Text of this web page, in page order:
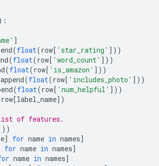
]
(float(row[ 'star_rating' ]))
(float(row[ 'word_count' ]))
(float(row[ 'is_amazon' ]))
append(float(row[ 'includes_photo' ]))
(float(row[ 'num_helpful' ]))
row[label_name])
of features.
] for name in names]
for name in names]
name in names]